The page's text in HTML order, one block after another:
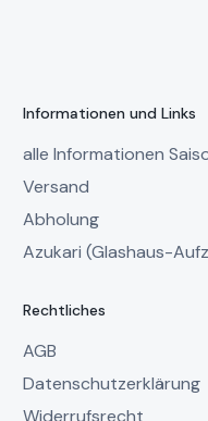
Informationen und Links
alle Informationen
Versand
Abholung
Azukari (Glashaus-
Rechtliches
AGB
Datenschutzerklärung